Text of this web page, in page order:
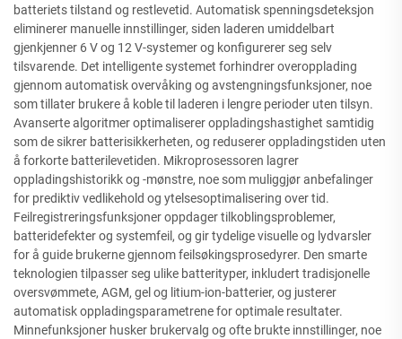
batteriets tilstand og restlevetid. Automatisk spenningsdeteksjon
eliminerer manuelle innstillinger, siden laderen umiddelbart
gjenkjenner 6 V og 12 V-systemer og konfigurerer seg selv
tilsvarende. Det intelligente systemet forhindrer overopplading
gjennom automatisk overvåking og avstengningsfunksjoner, noe
som tillater brukere å koble til laderen i lengre perioder uten tilsyn.
Avanserte algoritmer optimaliserer oppladingshastighet samtidig
som de sikrer batterisikkerheten, og reduserer oppladingstiden uten
å forkorte batterilevetiden. Mikroprosessoren lagrer
oppladingshistorikk og -mønstre, noe som muliggjør anbefalinger
for prediktiv vedlikehold og ytelsesoptimalisering over tid.
Feilregistreringsfunksjoner oppdager tilkoblingsproblemer,
batteridefekter og systemfeil, og gir tydelige visuelle og lydvarsler
for å guide brukerne gjennom feilsøkingsprosedyrer. Den smarte
teknologien tilpasser seg ulike batterityper, inkludert tradisjonelle
oversvømmete, AGM, gel og litium-ion-batterier, og justerer
automatisk oppladingsparametrene for optimale resultater.
Minnefunksjoner husker brukervalg og ofte brukte innstillinger, noe